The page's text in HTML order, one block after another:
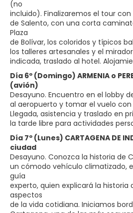
(no
incluido). Finalizaremos el tour
de Salento, con una corta
Plaza
de Bolívar, los coloridos y típicos
los talleres artesanales y el
indicada, traslado al hotel.
Día 6º (Domingo) ARMENIA o
(avión)
Desayuno. Encuentro en el lobby
al aeropuerto y tomar el vuelo
Llegada, asistencia y traslado en
la tarde libre para actividades
Día 7º (Lunes) CARTAGENA DE
ciudad
Desayuno. Conozca la historia de
un cómodo vehículo climatizado,
guía
experto, quien explicará la historia
aspectos
de la vida cotidiana. Iniciamos